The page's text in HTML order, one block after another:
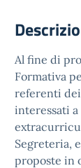
Al fine di
Formativa
referenti
interessati
Segreteria,
proposte in